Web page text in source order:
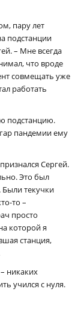
пару лет
подстанции
– Мне всегда
что вроде
совмещать уже
работать
подстанцию.
пандемии ему
Сергей.
Это был
Были текучки
то –
просто
которой я
станция,
никаких
учился с нуля.